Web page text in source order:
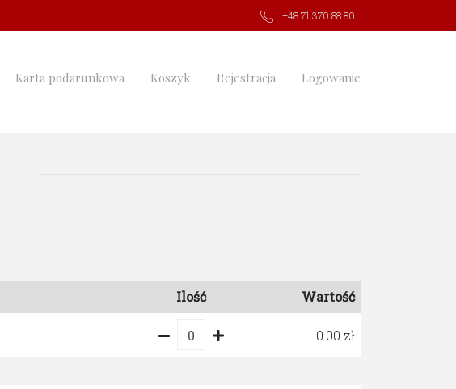
+48 71 370 88 80
Karta podarunkowa Koszyk Rejestracja Logowanie
Ilość Wartość
0.00